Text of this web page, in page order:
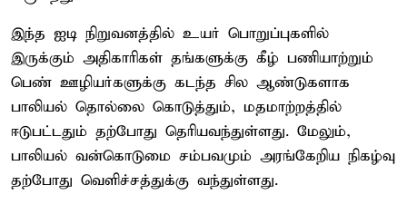
இந்த ஐடி நிறுவனத்தில் உயர் பொறுப்புகளில்
இருக்கும் அதிகாரிகள் தங்களுக்கு கீழ் பணியாற்றும்
பெண் ஊழியர்களுக்கு கடந்த சில ஆண்டுகளாக
பாலியல் தொல்லை கொடுத்தும், மதமாற்றத்தில்
ஈடுபட்டதும் தற்போது தெரியவந்துள்ளது. மேலும்,
பாலியல் வன்கொடுமை சம்பவமும் அரங்கேறிய நிகழ்வு
தற்போது வெளிச்சத்துக்கு வந்துள்ளது.